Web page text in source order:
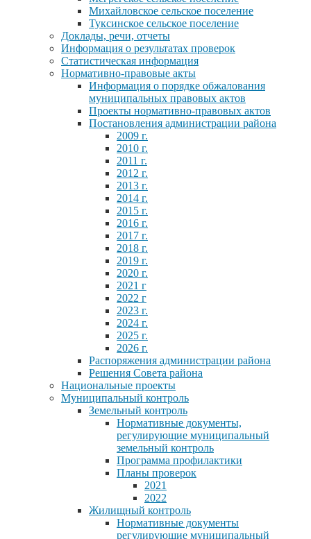
Михайловское сельское поселение
Туксинское сельское поселение
Доклады, речи, отчеты
Информация о результатах проверок
Статистическая информация
Нормативно-правовые акты
Информация о порядке обжалования
муниципальных правовых актов
Проекты нормативно-правовых актов
Постановления администрации района
2009 г.
2010 г.
2011 г.
2012 г.
2013 г.
2014 г.
2015 г.
2016 г.
2017 г.
2018 г.
2019 г.
2020 г.
2021 г
2022 г
2023 г.
2024 г.
2025 г.
2026 г.
Распоряжения администрации района
Решения Совета района
Национальные проекты
Муниципальный контроль
Земельный контроль
Нормативные документы,
регулирующие муниципальный
земельный контроль
Программа профилактики
Планы проверок
2021
2022
Жилищный контроль
Нормативные документы
регулирующие муниципальный